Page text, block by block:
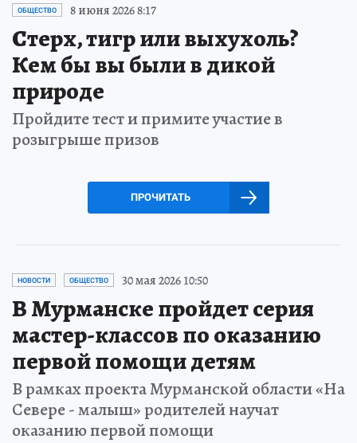
ОБЩЕСТВО 8 июня 2026 8:17
Стерх, тигр или выхухоль?
Кем бы вы были в дикой
природе
Пройдите тест и примите участие в
розыгрыше призов
ПРОЧИТАТЬ
НОВОСТИ ОБЩЕСТВО 30 мая 2026 10:50
В Мурманске пройдет серия
мастер-классов по оказанию
первой помощи детям
В рамках проекта Мурманской области «На
Севере - малыш» родителей научат
оказанию первой помощи